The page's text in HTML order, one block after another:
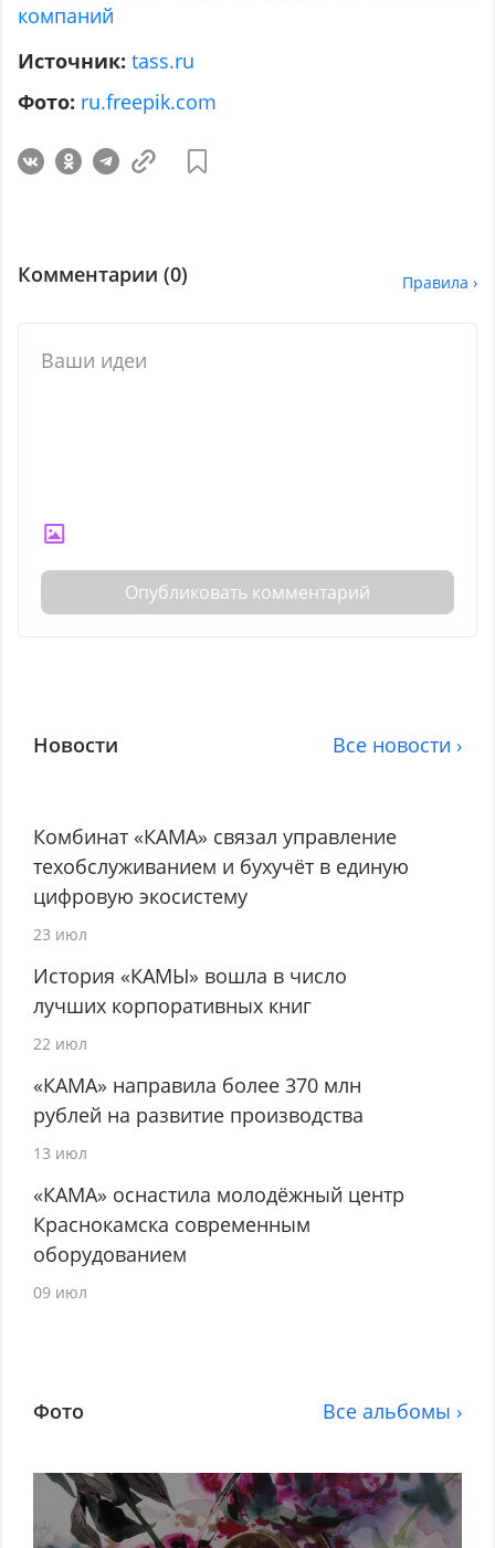
компаний
Источник: tass.ru
Фото: ru.freepik.com
Комментарии (0) Правила ›
Опубликовать комментарий
Новости Все новости ›
Комбинат «КАМА» связал управление
техобслуживанием и бухучёт в единую
цифровую экосистему
23 июл
История «КАМЫ» вошла в число
лучших корпоративных книг
22 июл
«КАМА» направила более 370 млн
рублей на развитие производства
13 июл
«КАМА» оснастила молодёжный центр
Краснокамска современным
оборудованием
09 июл
Фото Все альбомы ›